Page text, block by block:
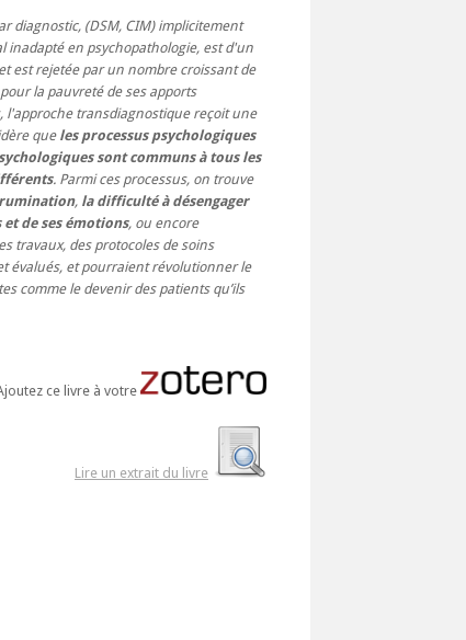
diagnostic, (DSM, CIM) implicitement
inadapté en psychopathologie, est d'un
est rejetée par un nombre croissant de
la pauvreté de ses apports
l'approche transdiagnostique reçoit une
que les processus psychologiques
sont communs à tous les
. Parmi ces processus, on trouve
, la difficulté à désengager
et de ses émotions, ou encore
travaux, des protocoles de soins
évalués, et pourraient révolutionner le
comme le devenir des patients qu’ils
ce livre à votre
Lire un extrait du livre